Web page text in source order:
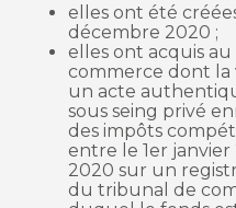
elles ont été
décembre 2020 ;
elles ont acquis au
commerce dont la
un acte
sous seing privé
des impôts
entre le 1er
2020 sur un
du tribunal de